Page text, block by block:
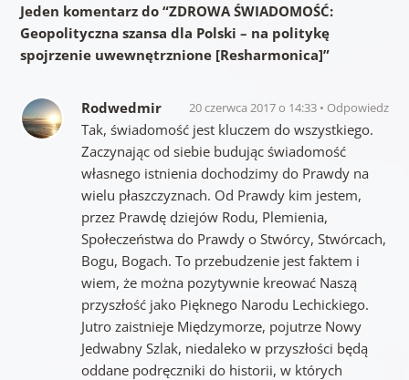
Jeden komentarz do “ZDROWA ŚWIADOMOŚĆ:
Geopolityczna szansa dla Polski – na politykę
spojrzenie uwewnętrznione [Resharmonica]”
Rodwedmir 20 czerwca 2017 o 14:33 Odpowiedz
Tak, świadomość jest kluczem do wszystkiego.
Zaczynając od siebie budując świadomość
własnego istnienia dochodzimy do Prawdy na
wielu płaszczyznach. Od Prawdy kim jestem,
przez Prawdę dziejów Rodu, Plemienia,
Społeczeństwa do Prawdy o Stwórcy, Stwórcach,
Bogu, Bogach. To przebudzenie jest faktem i
wiem, że można pozytywnie kreować Naszą
przyszłość jako Pięknego Narodu Lechickiego.
Jutro zaistnieje Międzymorze, pojutrze Nowy
Jedwabny Szlak, niedaleko w przyszłości będą
oddane podręczniki do historii, w których